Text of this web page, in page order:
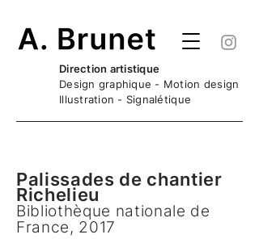
Direction artistique
Design graphique - Motion design
Illustration - Signalétique
Palissades de chantier
Richelieu
Bibliothèque nationale de
France, 2017